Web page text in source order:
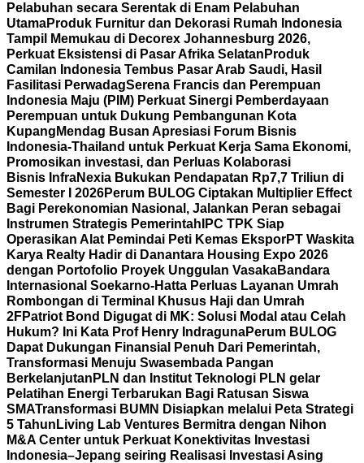
Pelabuhan secara Serentak di Enam Pelabuhan
UtamaProduk Furnitur dan Dekorasi Rumah Indonesia
Tampil Memukau di Decorex Johannesburg 2026,
Perkuat Eksistensi di Pasar Afrika Selatan Produk
Camilan Indonesia Tembus Pasar Arab Saudi, Hasil
Fasilitasi PerwadagSerena Francis dan Perempuan
Indonesia Maju (PIM) Perkuat Sinergi Pemberdayaan
Perempuan untuk Dukung Pembangunan Kota
Kupang Mendag Busan Apresiasi Forum Bisnis
Indonesia-Thailand untuk Perkuat Kerja Sama Ekonomi,
Promosikan investasi, dan Perluas Kolaborasi
Bisnis InfraNexia Bukukan Pendapatan Rp7,7 Triliun di
Semester I 2026Perum BULOG Ciptakan Multiplier Effect
Bagi Perekonomian Nasional, Jalankan Peran sebagai
Instrumen Strategis Pemerintah IPC TPK Siap
Operasikan Alat Pemindai Peti Kemas EksporPT Waskita
Karya Realty Hadir di Danantara Housing Expo 2026
dengan Portofolio Proyek Unggulan VasakaBandara
Internasional Soekarno-Hatta Perluas Layanan Umrah
Rombongan di Terminal Khusus Haji dan Umrah
2FPatriot Bond Digugat di MK: Solusi Modal atau Celah
Hukum? Ini Kata Prof Henry IndragunaPerum BULOG
Dapat Dukungan Finansial Penuh Dari Pemerintah,
Transformasi Menuju Swasembada Pangan
Berkelanjutan PLN dan Institut Teknologi PLN gelar
Pelatihan Energi Terbarukan Bagi Ratusan Siswa
SMATransformasi BUMN Disiapkan melalui Peta Strategi
5 Tahun Living Lab Ventures Bermitra dengan Nihon
M&A Center untuk Perkuat Konektivitas Investasi
Indonesia–Jepang seiring Realisasi Investasi Asing